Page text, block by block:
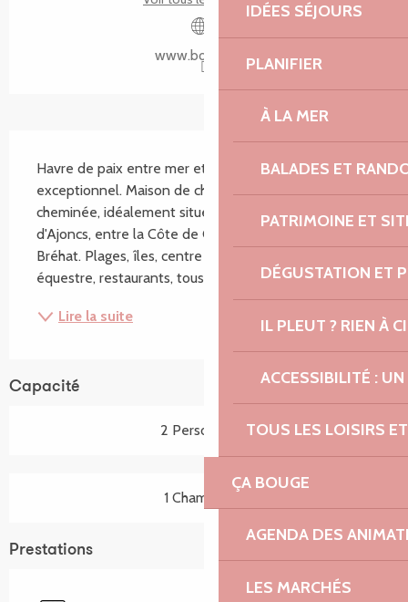
IDÉES SÉJOURS
PLANIFIER
À LA MER
BALADES ET
PATRIMOINE ET
DÉGUSTATION ET
IL PLEUT ? RIEN À
ACCESSIBILITÉ :
TOUS LES LOISIRS
ÇA BOUGE
AGENDA DES
LES MARCHÉS
www.boiseon.fr
Havre de paix entre mer et campagne dans un site
exceptionnel. Maison de charme tout confort avec
cheminée, idéalement située à Port-Blanc sur la Côte
d'Ajoncs, entre la Côte de Granit Rose et l'Ile de
Bréhat. Plages, îles, centre nautique, tennis, centre
équestre, restaurants, tous commerces à 2...
Lire la suite
Capacité
2 Personne(s)
1 Chambre(s)
Prestations